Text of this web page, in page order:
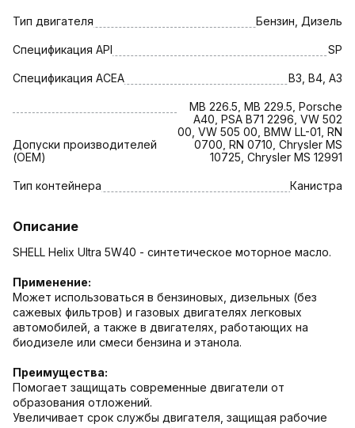
Тип двигателя Бензин, Дизель
Спецификация API SP
Спецификация АСЕА B3, B4, A3
Допуски производителей
(OEM)
MB 226.5, MB 229.5, Porsche
A40, PSA B71 2296, VW 502
00, VW 505 00, BMW LL-01, RN
0700, RN 0710, Chrysler MS
10725, Chrysler MS 12991
Тип контейнера Канистра
Описание
SHELL Helix Ultra 5W40 - синтетическое моторное масло.
Применение:
Может использоваться в бензиновых, дизельных (без
сажевых фильтров) и газовых двигателях легковых
автомобилей, а также в двигателях, работающих на
биодизеле или смеси бензина и этанола.
Преимущества:
Помогает защищать современные двигатели от
образования отложений.
Увеличивает срок службы двигателя, защищая рабочие